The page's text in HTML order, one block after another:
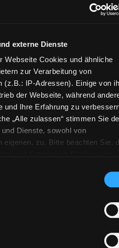
externe Dienste
Webseite Cookies und ähnliche
zur Verarbeitung von
(z.B.: IP-Adressen). Einige von
der Webseite, während
und Ihre Erfahrung zu
„Alle zulassen“ stimmen Sie
Dienste, sowohl von
eigenen, zu. Bitte beachten Sie,
ohne adäquates
kann. In diesem
Verarbeitung durch solche
erlauben“) oder auf die